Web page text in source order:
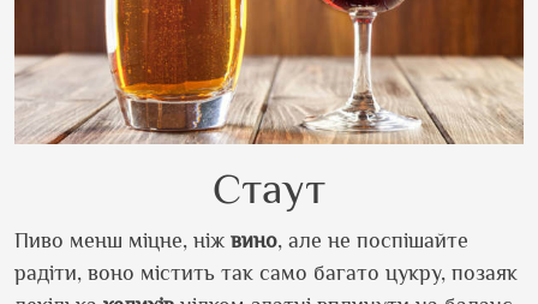
Стаут
Пиво менш міцне, ніж вино, але не поспішайте
радіти, воно містить так само багато цукру, позаяк